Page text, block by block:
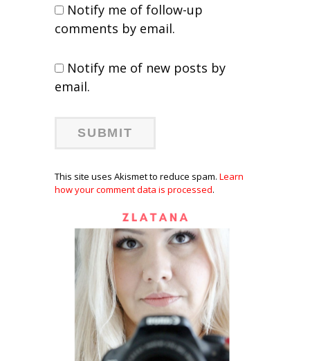
Notify me of follow-up
comments by email.
Notify me of new posts by
email.
This site uses Akismet to reduce spam. Learn
how your comment data is processed.